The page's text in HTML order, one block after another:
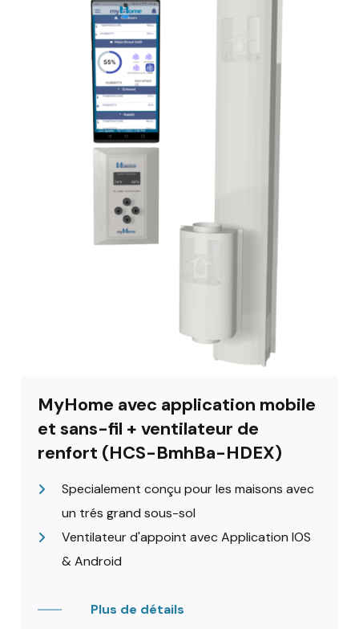
MyHome avec application mobile
et sans-fil + ventilateur de
renfort (HCS-BmhBa-HDEX)
Specialement conçu pour les maisons avec
un trés grand sous-sol
Ventilateur d'appoint avec Application IOS
& Android
Plus de détails